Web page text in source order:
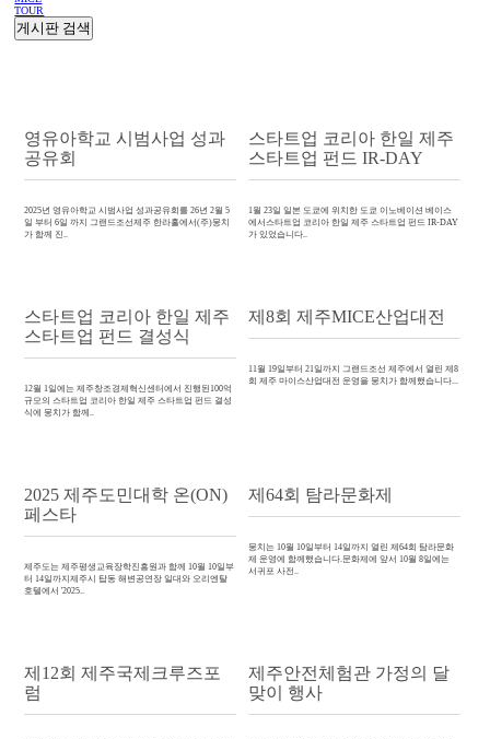
TOUR
게시판 검색
영유아학교 시범사업 성과
공유회
2025년 영유아학교 시범사업 성과공유회를 26년 2월 5
일 부터 6일 까지 그랜드조선제주 한라홀에서(주)뭉치
가 함께 진..
스타트업 코리아 한일 제주
스타트업 펀드 IR-DAY
1월 23일 일본 도쿄에 위치한 도쿄 이노베이션 베이스
에서스타트업 코리아 한일 제주 스타트업 펀드 IR-DAY
가 있었습니다..
스타트업 코리아 한일 제주
스타트업 펀드 결성식
12월 1일에는 제주창조경제혁신센터에서 진행된100억
규모의 스타트업 코리아 한일 제주 스타트업 펀드 결성
식에 뭉치가 함께..
제8회 제주MICE산업대전
11월 19일부터 21일까지 그랜드조선 제주에서 열린 제8
회 제주 마이스산업대전 운영을 뭉치가 함께했습니다...
2025 제주도민대학 온(ON)
페스타
제주도는 제주평생교육장학진흥원과 함께 10월 10일부
터 14일까지제주시 탑동 해변공연장 일대와 오리엔탈
호텔에서 '2025..
제64회 탐라문화제
뭉치는 10월 10일부터 14일까지 열린 제64회 탐라문화
제 운영에 함께했습니다.문화제에 앞서 10월 8일에는
서귀포 사전..
제12회 제주국제크루즈포
럼
제주안전체험관 가정의 달
맞이 행사